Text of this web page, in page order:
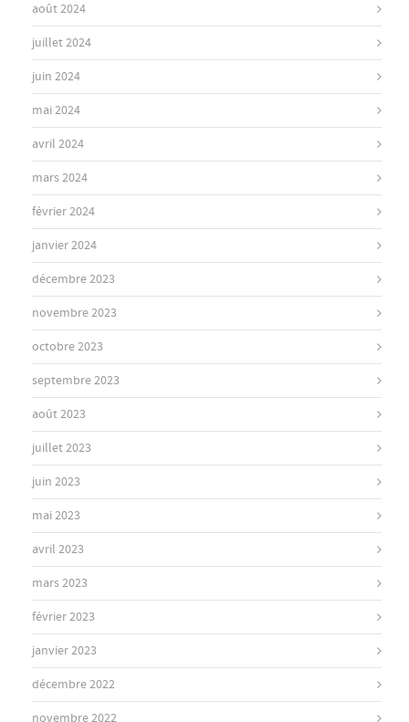
août 2024
juillet 2024
juin 2024
mai 2024
avril 2024
mars 2024
février 2024
janvier 2024
décembre 2023
novembre 2023
octobre 2023
septembre 2023
août 2023
juillet 2023
juin 2023
mai 2023
avril 2023
mars 2023
février 2023
janvier 2023
décembre 2022
novembre 2022